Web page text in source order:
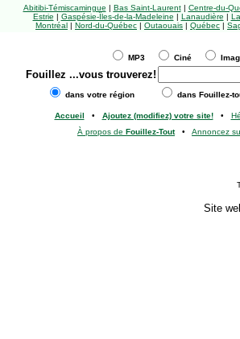
Abitibi-Témiscamingue | Bas Saint-Laurent| Centre-du-
Estrie | Gaspésie-Îles-de-la-Madeleine | Lanaudière |
Montréal | Nord-du-Québec | Outaouais | Québec |
MP3 Ciné
Fouillez ...vous trouverez!
dans votre région dans Fouillez-
Accueil • Ajoutez (modifiez) votre site!•
À propos de Fouillez-Tout• Annoncez
Site